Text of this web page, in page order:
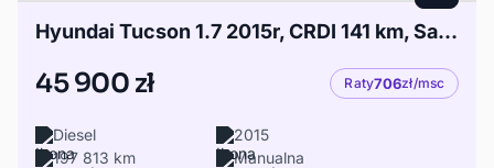
Hyundai Tucson 1.7 2015r, CRDI 141 km, Salon Polska, drugi właściciel
45 900 zł Raty706zł/msc
Diesel
2015
197 813 km
Manualna